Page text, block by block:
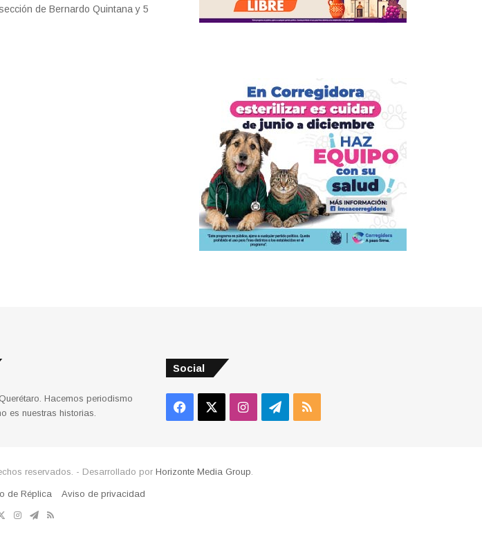
de Bernardo Quintana y 5
Hacemos periodismo
es nuestras historias.
Social
Facebook InstagramTelegram
RSS
reservados. - Desarrollado por Horizonte Media Group.
de Réplica
Aviso de privacidad
X Instagram
Telegram
RSS